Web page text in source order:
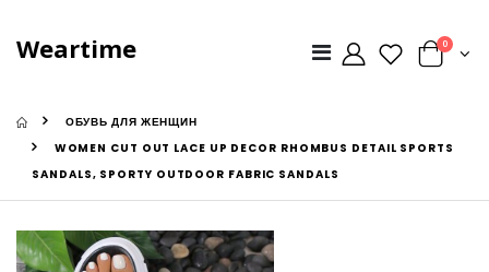
Weartime 0
ОБУВЬ ДЛЯ ЖЕНЩИН
WOMEN CUT OUT LACE UP DECOR RHOMBUS DETAIL SPORTS
SANDALS, SPORTY OUTDOOR FABRIC SANDALS